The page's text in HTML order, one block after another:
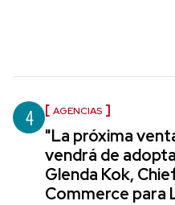
4 AGENCIAS
"La próxima
vendrá de
Glenda Kok,
Commerce para